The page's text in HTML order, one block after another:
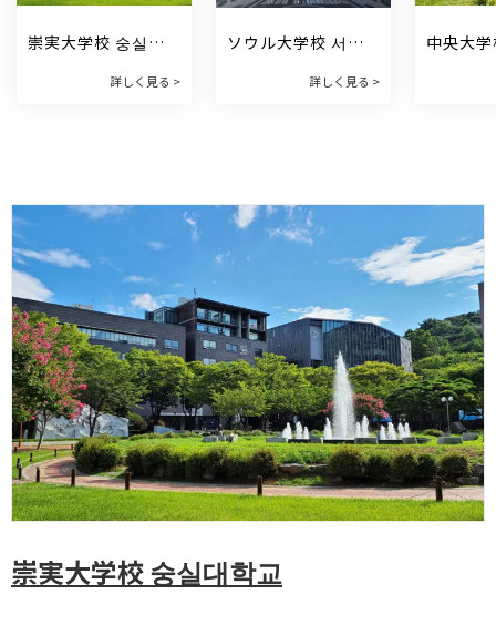
崇実大学校 숭실대
詳しく見る >
ソウル大学校 서울
詳しく見る >
中央大
崇実大学校 숭실대학교